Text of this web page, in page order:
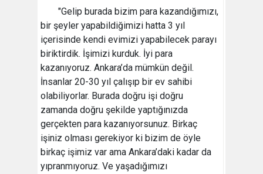
"Gelip burada bizim para kazandığımızı,
bir şeyler yapabildiğimizi hatta 3 yıl
içerisinde kendi evimizi yapabilecek parayı
biriktirdik. İşimizi kurduk. İyi para
kazanıyoruz. Ankara’da mümkün değil.
İnsanlar 20-30 yıl çalışıp bir ev sahibi
olabiliyorlar. Burada doğru işi doğru
zamanda doğru şekilde yaptığınızda
gerçekten para kazanıyorsunuz. Birkaç
işiniz olması gerekiyor ki bizim de öyle
birkaç işimiz var ama Ankara’daki kadar da
yıpranmıyoruz. Ve yaşadığımızı